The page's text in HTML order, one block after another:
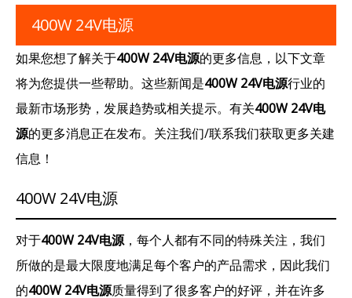
400W 24V电源
如果您想了解关于400W 24V电源的更多信息，以下文章
将为您提供一些帮助。这些新闻是400W 24V电源行业的
最新市场形势，发展趋势或相关提示。有关400W 24V电
源的更多消息正在发布。关注我们/联系我们获取更多关建
信息！
400W 24V电源
对于400W 24V电源，每个人都有不同的特殊关注，我们
所做的是最大限度地满足每个客户的产品需求，因此我们
的400W 24V电源质量得到了很多客户的好评，并在许多